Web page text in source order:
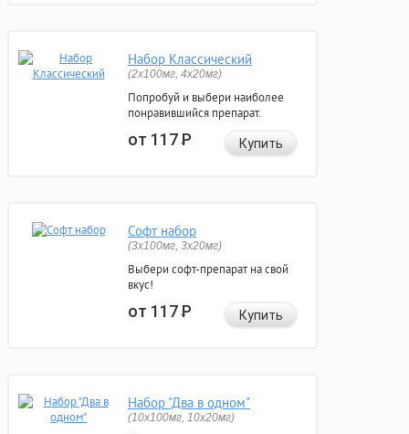
Набор Классический
(2x100мг, 4x20мг)
Попробуй и выбери наиболее
понравившийся препарат.
от 117Р Купить
Софт набор
(3x100мг, 3x20мг)
Выбери софт-препарат на свой
вкус!
от 117Р Купить
Набор "Два в одном"
(10x100мг, 10x20мг)